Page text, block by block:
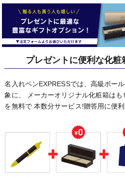
プレゼントに便利な化粧
名入れペンEXPRESSでは、高級ボー
象に、
メーカーオリジナル化粧箱は
を無料で本数分サービス!贈答用に便